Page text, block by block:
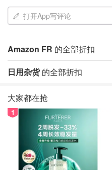
打开App写评论
Amazon FR 的全部折扣
日用杂货的全部折扣
大家都在抢
1